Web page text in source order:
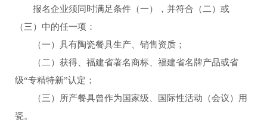
报名企业须同时满足条件（一），并符合（二）或
（三）中的任一项：
（一）具有陶瓷餐具生产、销售资质；
（二）获得、福建省著名商标、福建省名牌产品或省
级“专精特新”认定；
（三）所产餐具曾作为国家级、国际性活动（会议）用
瓷。